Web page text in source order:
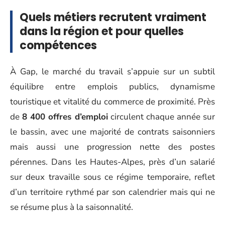
Quels métiers recrutent vraiment
dans la région et pour quelles
compétences
À Gap, le marché du travail s’appuie sur un subtil
équilibre entre emplois publics, dynamisme
touristique et vitalité du commerce de proximité. Près
de8 400 offres d’emploicirculent chaque année sur
le bassin, avec une majorité de contrats saisonniers
mais aussi une progression nette des postes
pérennes. Dans les Hautes-Alpes, près d’un salarié
sur deux travaille sous ce régime temporaire, reflet
d’un territoire rythmé par son calendrier mais qui ne
se résume plus à la saisonnalité.